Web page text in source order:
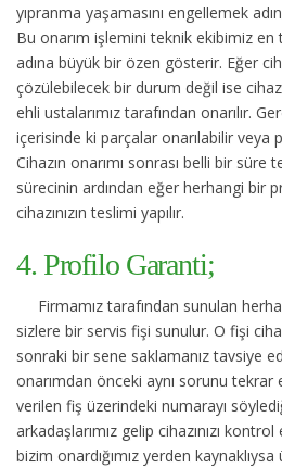
yıpranma yaşamasını engellemek
Bu onarım işlemini teknik ekibimiz
adına büyük bir özen gösterir. Eğer
çözülebilecek bir durum değil ise
ehli ustalarımız tarafından onarılır.
içerisinde ki parçalar onarılabilir veya
Cihazın onarımı sonrası belli bir
sürecinin ardından eğer herhangi bir
cihazınızın teslimi yapılır.
4. Profilo Garanti;
Firmamız tarafından sunulan
sizlere bir servis fişi sunulur. O fişi
sonraki bir sene saklamanız tavsiye
onarımdan önceki aynı sorunu tekrar
verilen fiş üzerindeki numarayı
arkadaşlarımız gelip cihazınızı
bizim onardığımız yerden kaynaklıysa